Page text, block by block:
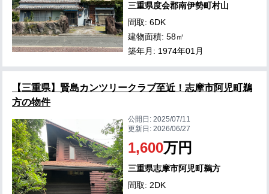
三重県度会郡南伊勢町村山
間取: 6DK
建物面積: 58㎡
築年月: 1974年01月
【三重県】賢島カンツリークラブ至近！志摩市阿児町鵜
方の物件
公開日:2025/07/11
更新日:2026/06/27
1,600万円
三重県志摩市阿児町鵜方
間取: 2DK